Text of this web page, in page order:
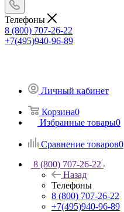
Телефоны
8 (800) 707-26-22
+7(495)940-96-89
Личный кабинет
Корзина0
Избранные товары0
Сравнение товаров0
8 (800) 707-26-22
Назад
Телефоны
8 (800) 707-26-22
+7(495)940-96-89